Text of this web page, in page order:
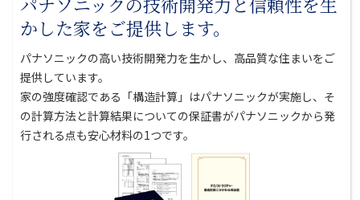
かした家をご提供します。
パナソニックの高い技術開発力を生かし、高品質な住まいをご
提供しています。
家の強度確認である「構造計算」はパナソニックが実施し、そ
の計算方法と計算結果についての保証書がパナソニックから発
行される点も安心材料の1つです。